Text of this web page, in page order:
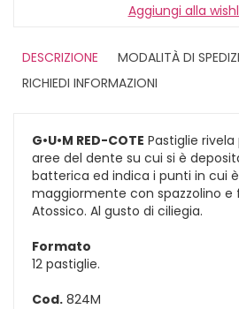
Aggiungi alla
DESCRIZIONE
MODALITÀ DI
RICHIEDI INFORMAZIONI
G•U•M RED-COTE Pastiglie
aree del dente su cui si è
batterica ed indica i punti in cui
maggiormente con spazzolino e
Atossico. Al gusto di ciliegia.
Formato
12 pastiglie.
Cod. 824M